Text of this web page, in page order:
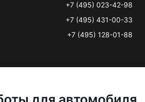
+7 (495) 023-42-98
+7 (495) 431-00-33
+7 (495) 128-01-88